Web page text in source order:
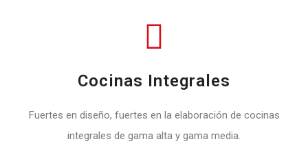
Cocinas Integrales
Fuertes en diseño, fuertes en la elaboración de cocinas
integrales de gama alta y gama media.